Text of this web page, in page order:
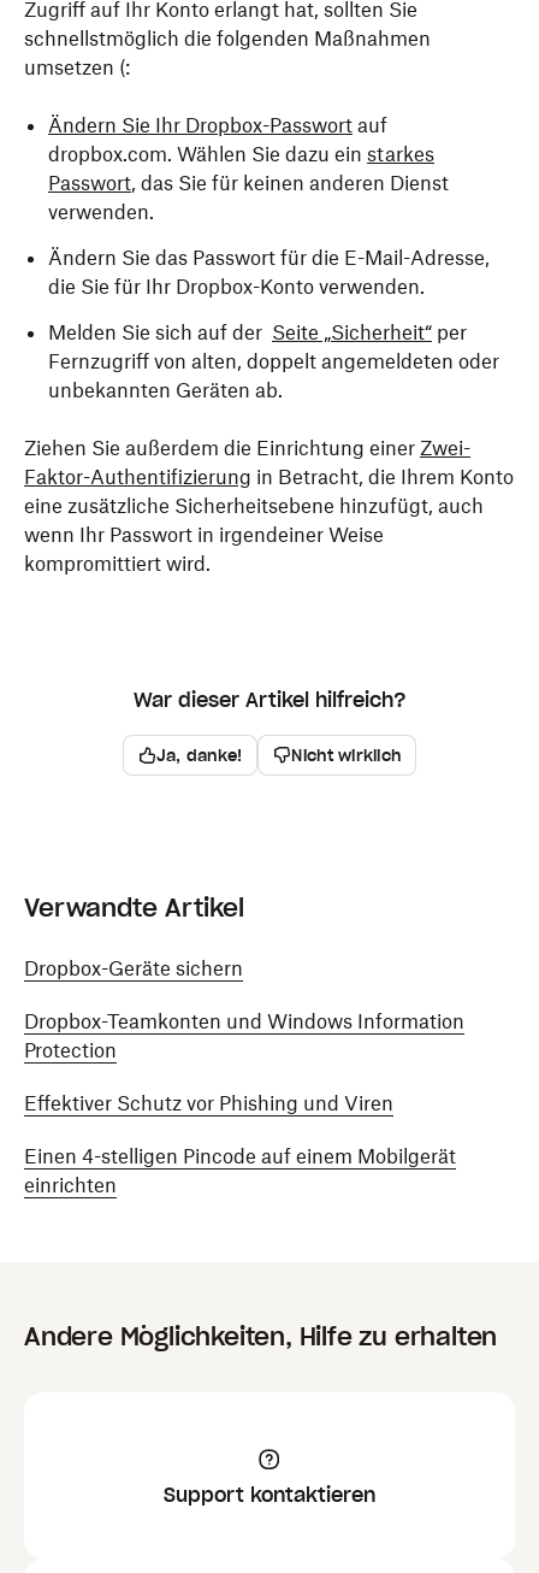
Zugriff auf Ihr Konto erlangt hat, sollten Sie
schnellstmöglich die folgenden Maßnahmen
umsetzen (:
Ändern Sie Ihr Dropbox-Passwort auf
dropbox.com. Wählen Sie dazu ein starkes
Passwort, das Sie für keinen anderen Dienst
verwenden.
Ändern Sie das Passwort für die E-Mail-Adresse,
die Sie für Ihr Dropbox-Konto verwenden.
Melden Sie sich auf der Seite „Sicherheit“ per
Fernzugriff von alten, doppelt angemeldeten oder
unbekannten Geräten ab.
Ziehen Sie außerdem die Einrichtung einer Zwei-
Faktor-Authentifizierung in Betracht, die Ihrem Konto
eine zusätzliche Sicherheitsebene hinzufügt, auch
wenn Ihr Passwort in irgendeiner Weise
kompromittiert wird.
War dieser Artikel hilfreich?
Ja, danke! Nicht wirklich
Verwandte Artikel
Dropbox-Geräte sichern
Dropbox-Teamkonten und Windows Information
Protection
Effektiver Schutz vor Phishing und Viren
Einen 4-stelligen Pincode auf einem Mobilgerät
einrichten
Andere Möglichkeiten, Hilfe zu erhalten
Support kontaktieren